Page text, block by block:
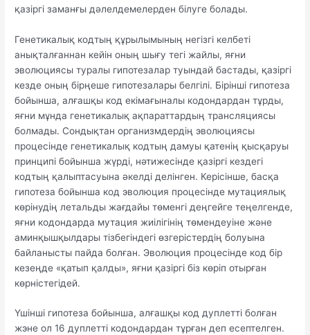
қазіргі заманғы дәлелдемелерден білуге болады.
Генетикалық кодтың құрылымының негізгі келбеті
анықталғаннан кейін оның шығу тегі жайлы, яғни
эволюциясы туралы гипотезалар туындай бастады, қазіргі
кезде оның бірңеше гипотезалары белгілі. Бірінші гипотеза
бойынша, алғашқы код екімағыналы кодондардан тұрды,
яғни мұнда генетикалық ақпараттардың трансляциясы
болмады. Сондықтан организмдердің эволюциясы
процесінде генетикалық кодтың дамуы қатенің қысқаруы
принципі бойынша жүрді, нәтижесінде қазіргі кездегі
кодтың қалыптасуына әкелді делінген. Керісінше, басқа
гипотеза бойынша код эволюция процесінде мутациялық
көрінудің летальды жағдайы төменгі деңгейге теңелгенде,
яғни кодондарда мутация жиілігінің төмендеуіне және
аминқышқылдары тізбегіндегі өзгерістердің болуына
байланысты пайда болған. Эволюция процесінде код бір
кезеңде «қатып қалды», яғни қазіргі біз көріп отырған
көрністегідей.
Үшінші гипотеза бойынша, алғашқы код дуплетті болған
жэне ол 16 дуплетті кодондардан тұрған деп есептелген.